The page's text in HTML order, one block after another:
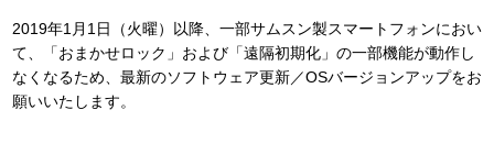
2019年1月1日（火曜）以降、一部サムスン製スマートフォンにおい
て、「おまかせロック」および「遠隔初期化」の一部機能が動作し
なくなるため、最新のソフトウェア更新／OSバージョンアップをお
願いいたします。